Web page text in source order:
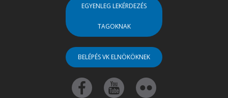
EGYENLEG LEKÉRDEZÉS
TAGOKNAK
BELÉPÉS VK ELNÖKÖKNEK